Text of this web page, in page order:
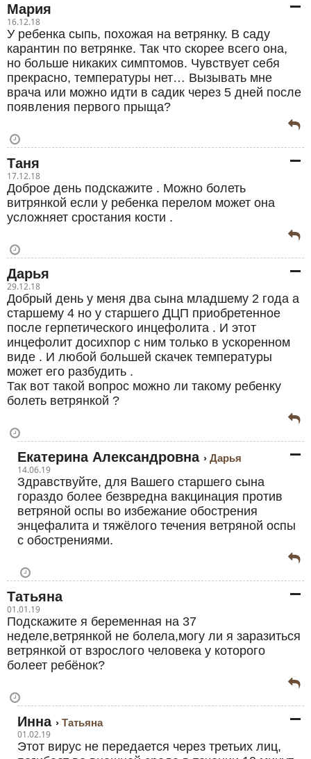
Мария
16.12.18
У ребенка сыпь, похожая на ветрянку. В саду
карантин по ветрянке. Так что скорее всего она,
но больше никаких симптомов. Чувствует себя
прекрасно, температуры нет… Вызывать мне
врача или можно идти в садик через 5 дней после
появления первого прыща?
Таня
17.12.18
Доброе день подскажите . Можно болеть
витрянкой если у ребенка перелом может она
усложняет сростания кости .
Дарья
29.12.18
Добрый день у меня два сына младшему 2 года а
старшему 4 но у старшего ДЦП приобретенное
после герпетического инцефолита . И этот
инцефолит досихпор с ним только в ускоренном
виде . И любой большей скачек температуры
может его разбудить .
Так вот такой вопрос можно ли такому ребенку
болеть ветрянкой ?
Екатерина Александровна
Дарья
14.06.19
Здравствуйте, для Вашего старшего сына
гораздо более безвредна вакцинация против
ветряной оспы во избежание обострения
энцефалита и тяжёлого течения ветряной оспы
с обострениями.
Татьяна
01.01.19
Подскажите я беременная на 37
неделе,ветрянкой не болела,могу ли я заразиться
ветрянкой от взрослого человека у которого
болеет ребёнок?
Инна
Татьяна
01.02.19
Этот вирус не передается через третьих лиц,